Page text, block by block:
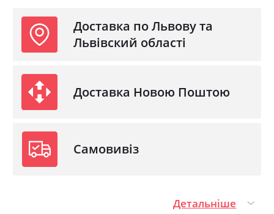
Доставка по Львову та
Львівский області
Доставка Новою Поштою
Самовивіз
Детальніше